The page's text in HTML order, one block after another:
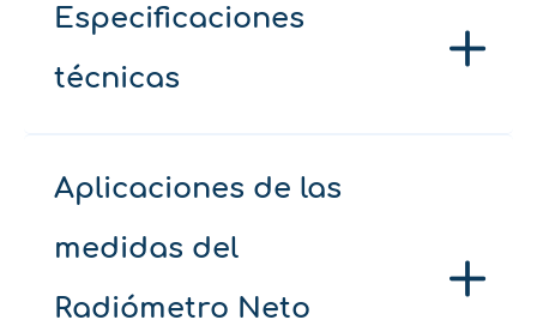
Especificaciones
técnicas
Aplicaciones de las
medidas del
Radiómetro Neto